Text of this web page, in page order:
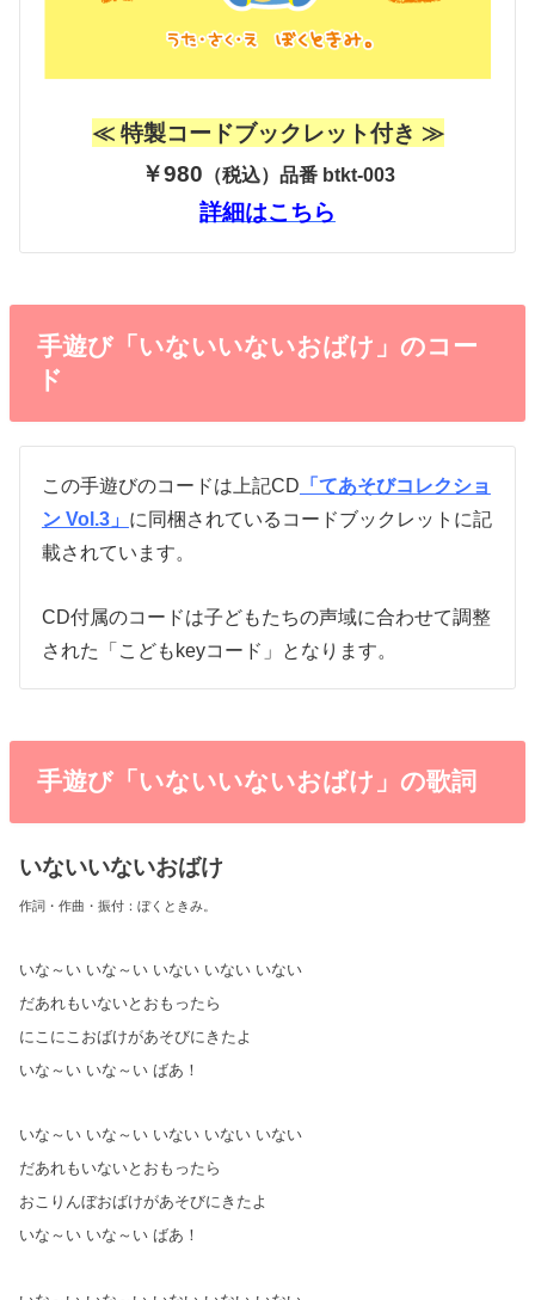
≪ 特製コードブックレット付き ≫
￥980 （税込）品番 btkt-003
詳細はこちら
手遊び「いないいないおばけ」のコー
ド
この手遊びのコードは上記CD 「てあそびコレクショ
ン Vol.3」 に同梱されているコードブックレットに記
載されています。
CD付属のコードは子どもたちの声域に合わせて調整
された「こどもkeyコード」となります。
手遊び「いないいないおばけ」の歌詞
いないいないおばけ
作詞・作曲・振付：ぼくときみ。
いな～い いな～い いない いない いない
だあれもいないとおもったら
にこにこおばけがあそびにきたよ
いな～い いな～い ばあ！
いな～い いな～い いない いない いない
だあれもいないとおもったら
おこりんぼおばけがあそびにきたよ
いな～い いな～い ばあ！